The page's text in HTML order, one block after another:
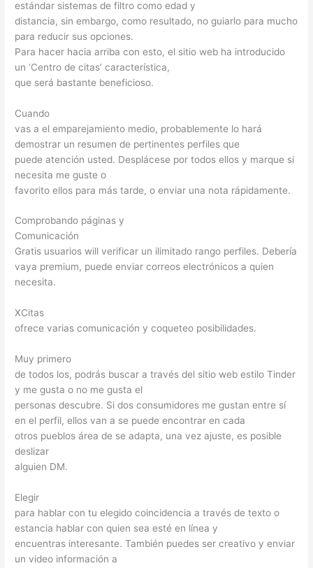
estándar sistemas de filtro como edad y
distancia, sin embargo, como resultado, no guiarlo para mucho
para reducir sus opciones.
Para hacer hacia arriba con esto, el sitio web ha introducido
un ‘Centro de citas’ característica,
que será bastante beneficioso.
Cuando
vas a el emparejamiento medio, probablemente lo hará
demostrar un resumen de pertinentes perfiles que
puede atención usted. Desplácese por todos ellos y marque si
necesita me guste o
favorito ellos para más tarde, o enviar una nota rápidamente.
Comprobando páginas y
Comunicación
Gratis usuarios will verificar un ilimitado rango perfiles. Debería
vaya premium, puede enviar correos electrónicos a quien
necesita.
XCitas
ofrece varias comunicación y coqueteo posibilidades.
Muy primero
de todos los, podrás buscar a través del sitio web estilo Tinder
y me gusta o no me gusta el
personas descubre. Si dos consumidores me gustan entre sí
en el perfil, ellos van a se puede encontrar en cada
otros pueblos área de se adapta, una vez ajuste, es posible
deslizar
alguien DM.
Elegir
para hablar con tu elegido coincidencia a través de texto o
estancia hablar con quien sea esté en línea y
encuentras interesante. También puedes ser creativo y enviar
un video información a